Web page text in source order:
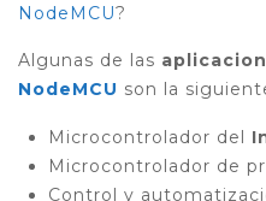
NodeMCU?
Algunas de las
NodeMCU son la
Microcontrolador del
Microcontrolador de
Control y